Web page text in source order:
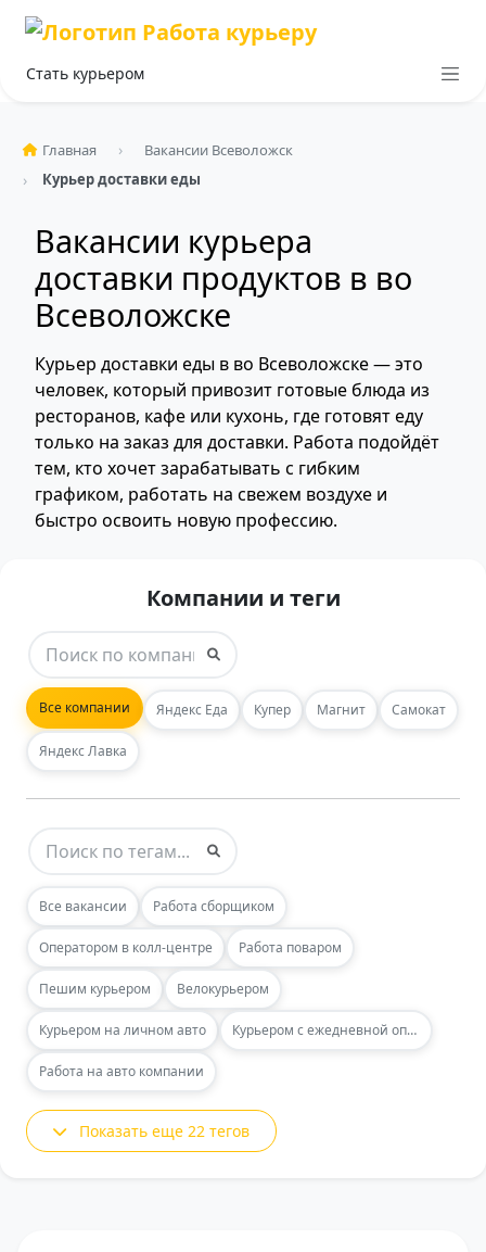
Стать курьером
Главная
Вакансии Всеволожск
Курьер доставки еды
Вакансии курьера
доставки продуктов в во
Всеволожске
Курьер доставки еды в во Всеволожске — это
человек, который привозит готовые блюда из
ресторанов, кафе или кухонь, где готовят еду
только на заказ для доставки. Работа подойдёт
тем, кто хочет зарабатывать с гибким
графиком, работать на свежем воздухе и
быстро освоить новую профессию.
Компании и теги
Все компании Яндекс Еда Купер Магнит Самокат
Яндекс Лавка
Все вакансии Работа сборщиком
Оператором в колл-центре Работа поваром
Пешим курьером Велокурьером
Курьером на личном авто Курьером с ежедневной оплатой
Работа на авто компании
Показать еще 22 тегов